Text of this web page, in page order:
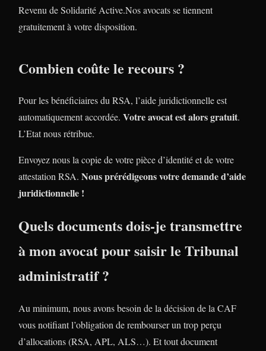
Revenu de Solidarité Active.Nos avocats se tiennent
gratuitement à votre disposition.
Combien coûte le recours ?
Pour les bénéficiaires du RSA, l’aide juridictionnelle est
automatiquement accordée. Votre avocat est alors gratuit.
L’Etat nous rétribue.
Envoyez nous la copie de votre pièce d’identité et de votre
attestation RSA. Nous prérédigeons votre demande d’aide
juridictionnelle !
Quels documents dois-je transmettre
à mon avocat pour saisir le Tribunal
administratif ?
Au minimum, nous avons besoin de la décision de la CAF
vous notifiant l’obligation de rembourser un trop perçu
d’allocations (RSA, APL, ALS…). Et tout document